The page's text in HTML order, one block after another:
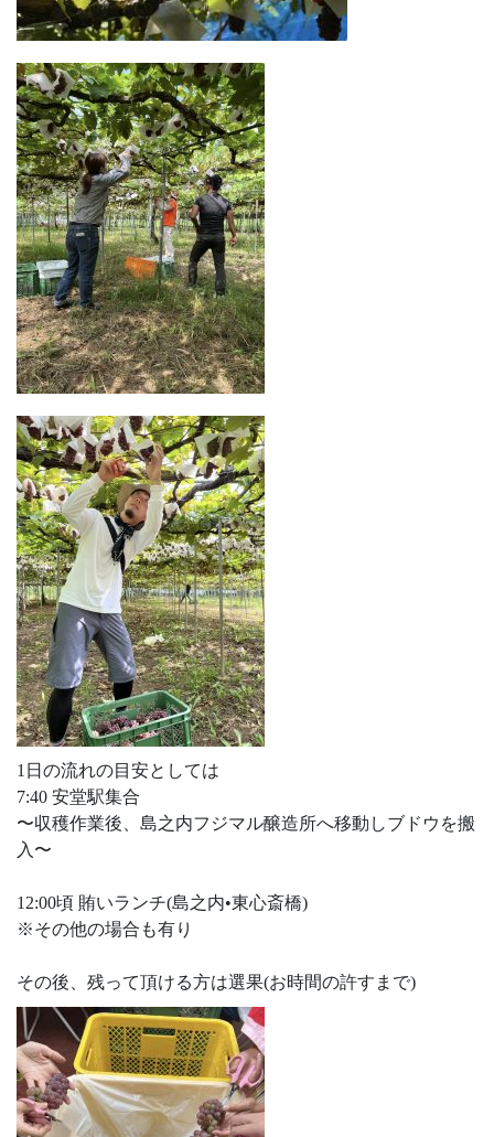
1日の流れの目安としては
7:40 安堂駅集合
〜収穫作業後、島之内フジマル醸造所へ移動しブドウを搬
入〜
12:00頃 賄いランチ(島之内•東心斎橋)
※その他の場合も有り
その後、残って頂ける方は選果(お時間の許すまで)